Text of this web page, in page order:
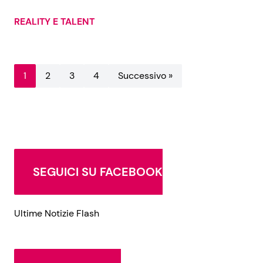
REALITY E TALENT
1 2 3 4 Successivo »
SEGUICI SU FACEBOOK
Ultime Notizie Flash